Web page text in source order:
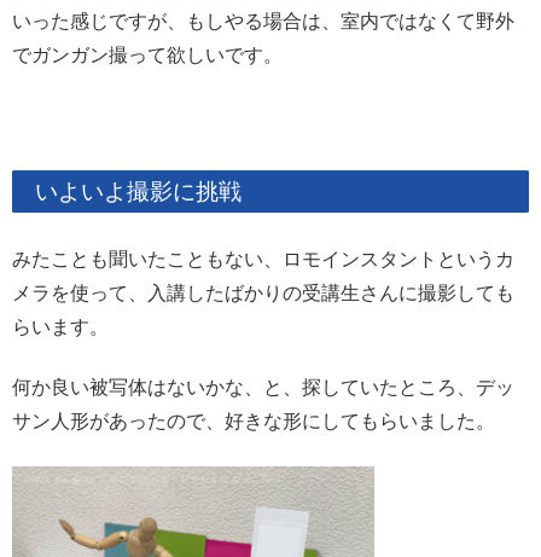
いった感じですが、もしやる場合は、室内ではなくて野外
でガンガン撮って欲しいです。
いよいよ撮影に挑戦
みたことも聞いたこともない、ロモインスタントというカ
メラを使って、入講したばかりの受講生さんに撮影しても
らいます。
何か良い被写体はないかな、と、探していたところ、デッ
サン人形があったので、好きな形にしてもらいました。